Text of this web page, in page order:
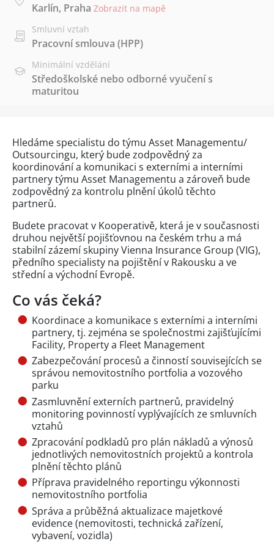
Karlín, Praha Zobrazit na mapě
Smluvní vztah
Pracovní smlouva (HPP)
Minimální vzdělání
Středoškolské nebo odborné vyučení s
maturitou
Hledáme specialistu do týmu Asset Managementu/
Outsourcingu, který bude zodpovědný za
koordinování a komunikaci s externími a interními
partnery týmu Asset Managementu a zároveň bude
zodpovědný za kontrolu plnění úkolů těchto
partnerů.
Budete pracovat v Kooperativě, která je v současnosti
druhou největší pojišťovnou na českém trhu a má
stabilní zázemí skupiny Vienna Insurance Group (VIG),
předního specialisty na pojištění v Rakousku a ve
střední a východní Evropě.
Co vás čeká?
Koordinace a komunikace s externími a interními
partnery, tj. zejména se společnostmi zajišťujícími
Facility, Property a Fleet Management
Zabezpečování procesů a činností souvisejících se
správou nemovitostního portfolia a vozového
parku
Zasmluvnění externích partnerů, pravidelný
monitoring povinností vyplývajících ze smluvních
vztahů
Zpracování podkladů pro plán nákladů a výnosů
jednotlivých nemovitostních projektů a kontrola
plnění těchto plánů
Příprava pravidelného reportingu výkonnosti
nemovitostního portfolia
Správa a průběžná aktualizace majetkové
evidence (nemovitosti, technická zařízení,
vybavení, vozidla)